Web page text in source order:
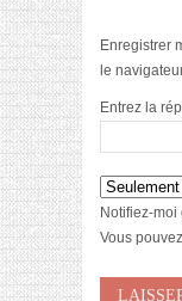
Enregistrer
le
Entrez la
Notifiez-
Vous